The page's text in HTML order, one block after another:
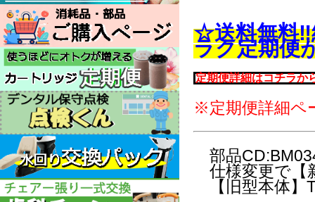
☆送料無料‼
ラク定期便
定期便詳細はコチラか
※定期便詳細ペ
部品
仕様変更で【
【旧型本体】